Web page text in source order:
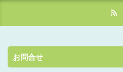
お問合せ